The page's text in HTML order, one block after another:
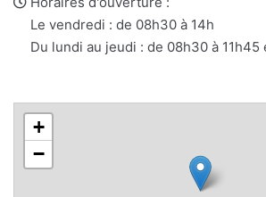
Le vendredi : de 08h30 à 14h
Du lundi au jeudi : de 08h30 à 11h45
+
−